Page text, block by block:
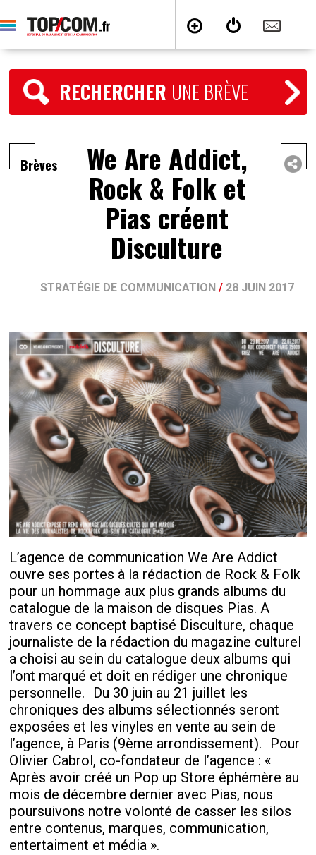
RECHERCHER UNE BRÈVE
Brèves We Are Addict,
Rock & Folk et
Pias créent
Disculture
STRATÉGIE DE COMMUNICATION/ 28 JUIN 2017
L’agence de communication We Are Addict
ouvre ses portes à la rédaction de Rock & Folk
pour un hommage aux plus grands albums du
catalogue de la maison de disques Pias. A
travers ce concept baptisé Disculture, chaque
journaliste de la rédaction du magazine culturel
a choisi au sein du catalogue deux albums qui
l’ont marqué et doit en rédiger une chronique
personnelle. Du 30 juin au 21 juillet les
chroniques des albums sélectionnés seront
exposées et les vinyles en vente au sein de
l’agence, à Paris (9ème arrondissement). Pour
Olivier Cabrol, co-fondateur de l’agence : «
Après avoir créé un Pop up Store éphémère au
mois de décembre dernier avec Pias, nous
poursuivons notre volonté de casser les silos
entre contenus, marques, communication,
entertaiment et média ».